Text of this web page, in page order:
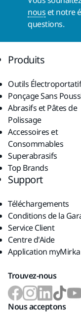
nous et notre
questions.
Produits
Outils
Ponçage Sans
Abrasifs et Pâtes de
Polissage
Accessoires et
Consommables
Superabrasifs
Top Brands
Support
Téléchargements
Conditions de la
Service Client
Centre d'Aide
Application myMirka
Trouvez-nous
Nous acceptons